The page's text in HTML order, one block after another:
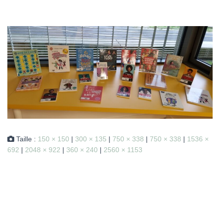
Taille : 150 × 150 | 300 × 135 | 750 × 338 | 750 × 338 | 1536 ×
692 | 2048 × 922 | 360 × 240 | 2560 × 1153